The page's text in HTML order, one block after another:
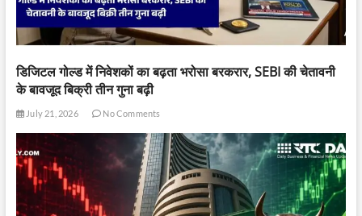
डिजिटल गोल्ड में निवेशकों का बढ़ता भरोसा बरकरार, SEBI की चेतावनी
के बावजूद बिक्री तीन गुना बढ़ी
July 21, 2026 No Comments